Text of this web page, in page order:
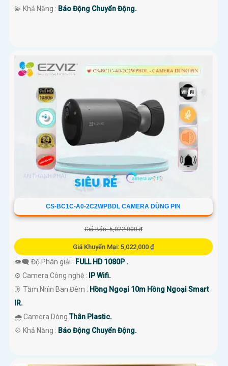
️💫 Khả Năng : Báo Động Chuyển Động.
CS-BC1C-A0-2C2WPBDL CAMERA DÙNG PIN
Giá Bán: 5,022,000 ₫
Giá Khuyến Mại: 5,022,000 ₫
👁️‍🗨 Độ Phân giải : FULL HD 1080P .
⚙ Camera Công nghệ :
IP Wifi.
🌛 Tầm Nhìn Ban Đêm : Hồng Ngoại 10m Hồng Ngoại Smart
IR.
🌧️ Camera DòngThân Plastic.
️💠 Khả Năng : Báo Động Chuyển Động.